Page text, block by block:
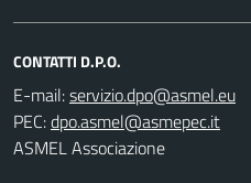
CONTATTI D.P.O.
E-mail:
PEC:
ASMEL Associazione